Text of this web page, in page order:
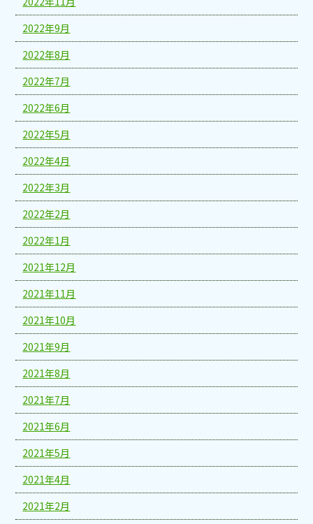
2022年9月
2022年8月
2022年7月
2022年6月
2022年5月
2022年4月
2022年3月
2022年2月
2022年1月
2021年12月
2021年11月
2021年10月
2021年9月
2021年8月
2021年7月
2021年6月
2021年5月
2021年4月
2021年2月